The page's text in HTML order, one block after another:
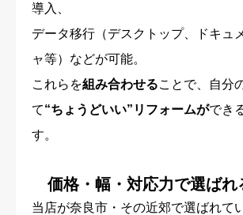
導入、
データ移行（デスクトップ、ドキュ
ャ等）などが可能。
これらを組み合わせることで、自分
て“ちょうどいい”リフォームができ
す。
価格・幅・対応力で選ばれ
当店が奈良市・その近郊で選ばれて